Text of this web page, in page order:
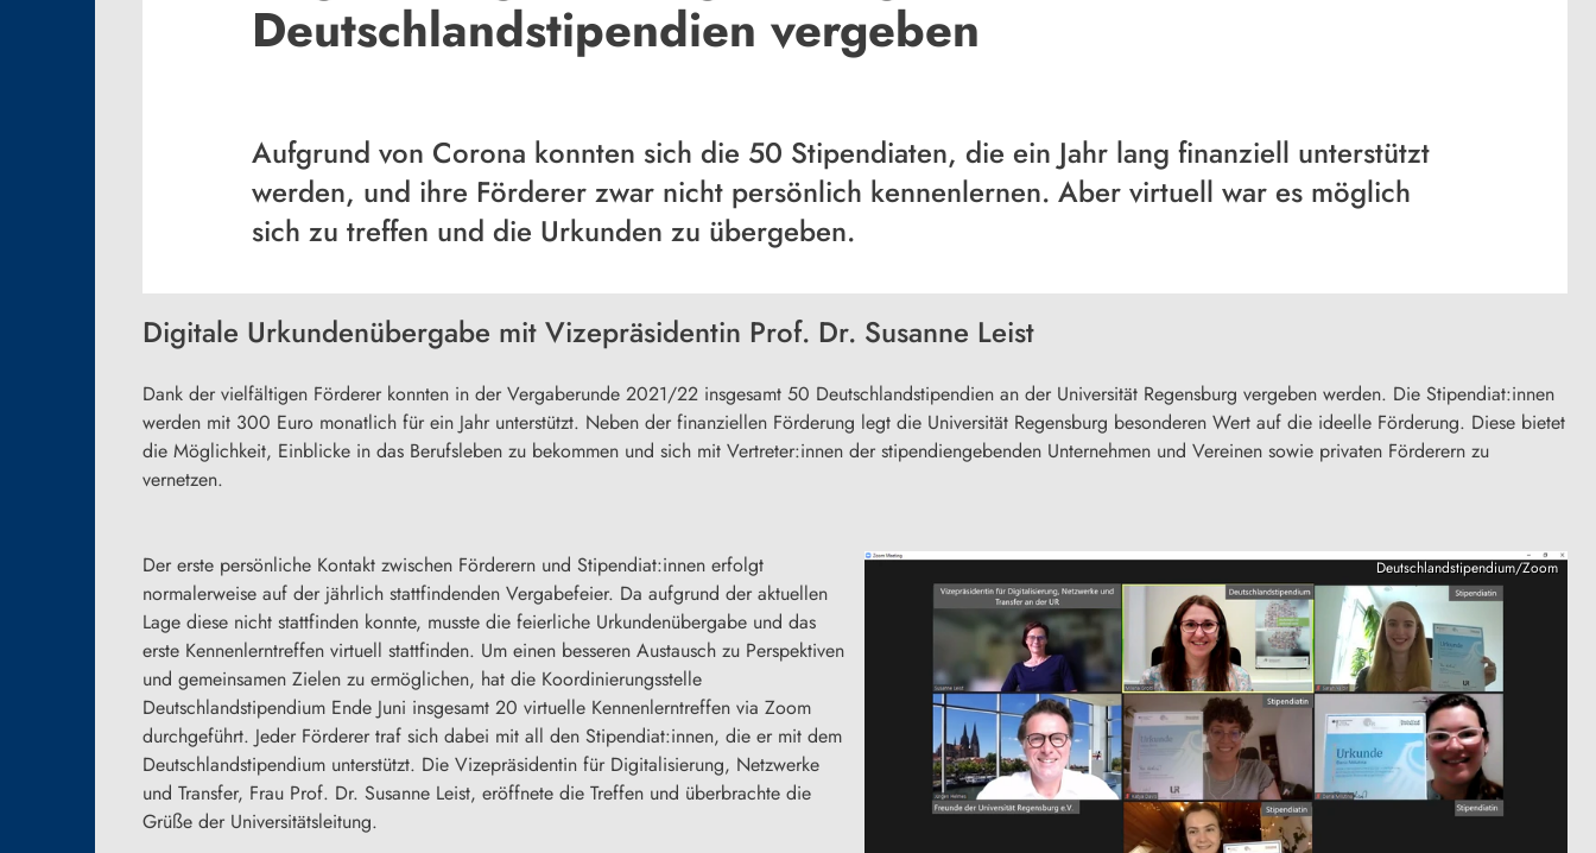
Deutschlandstipendien vergeben
Aufgrund von Corona konnten sich die 50 Stipendiaten, die ein Jahr lang finanziell unterstützt
werden, und ihre Förderer zwar nicht persönlich kennenlernen. Aber virtuell war es möglich
sich zu treffen und die Urkunden zu übergeben.
Digitale Urkundenübergabe mit Vizepräsidentin Prof. Dr. Susanne Leist
Dank der vielfältigen Förderer konnten in der Vergaberunde 2021/22 insgesamt 50 Deutschlandstipendien an der Universität Regensburg vergeben werden. Die Stipendiat:innen
werden mit 300 Euro monatlich für ein Jahr unterstützt. Neben der finanziellen Förderung legt die Universität Regensburg besonderen Wert auf die ideelle Förderung. Diese bietet
die Möglichkeit, Einblicke in das Berufsleben zu bekommen und sich mit Vertreter:innen der stipendiengebenden Unternehmen und Vereinen sowie privaten Förderern zu
vernetzen.
Der erste persönliche Kontakt zwischen Förderern und Stipendiat:innen erfolgt
normalerweise auf der jährlich stattfindenden Vergabefeier. Da aufgrund der aktuellen
Lage diese nicht stattfinden konnte, musste die feierliche Urkundenübergabe und das
erste Kennenlerntreffen virtuell stattfinden. Um einen besseren Austausch zu Perspektiven
und gemeinsamen Zielen zu ermöglichen, hat die Koordinierungsstelle
Deutschlandstipendium Ende Juni insgesamt 20 virtuelle Kennenlerntreffen via Zoom
durchgeführt. Jeder Förderer traf sich dabei mit all den Stipendiat:innen, die er mit dem
Deutschlandstipendium unterstützt. Die Vizepräsidentin für Digitalisierung, Netzwerke
und Transfer, Frau Prof. Dr. Susanne Leist, eröffnete die Treffen und überbrachte die
Grüße der Universitätsleitung.
Deutschlandstipendium/Zoom